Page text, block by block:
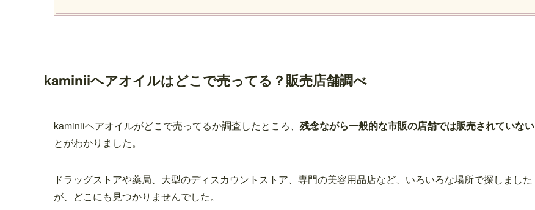
kaminiiヘアオイルはどこで売ってる？販売店舗調べ
kaminiiヘアオイルがどこで売ってるか調査したところ、 残念ながら一般的な市販の店舗では販売されていない
とがわかりました。
ドラッグストアや薬局、大型のディスカウントストア、専門の美容用品店など、いろいろな場所で探しました
が、どこにも見つかりませんでした。